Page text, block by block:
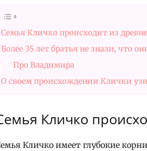
Семья Кличко происходит из
Более 35 лет братья не знали, что
Про Владимира
О своем происхождении Клички
Кличко
Кличко имеет глубокие